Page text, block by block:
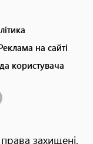
на сайті
користувача
захищені.